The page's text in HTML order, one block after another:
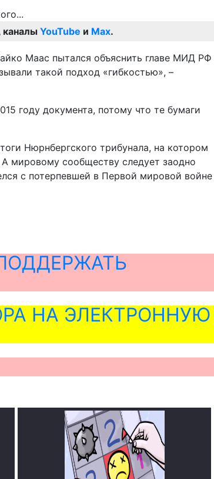
каналы YouTube и Max.
Маас пытался объяснить главе МИД РФ
такой подход «гибкостью», –
году документа, потому что те бумаги
Нюрнбергского трибунала, на котором
мировому сообществу следует заодно
с потерпевшей в Первой мировой войне
НА ЭЛЕКТРОННУЮ